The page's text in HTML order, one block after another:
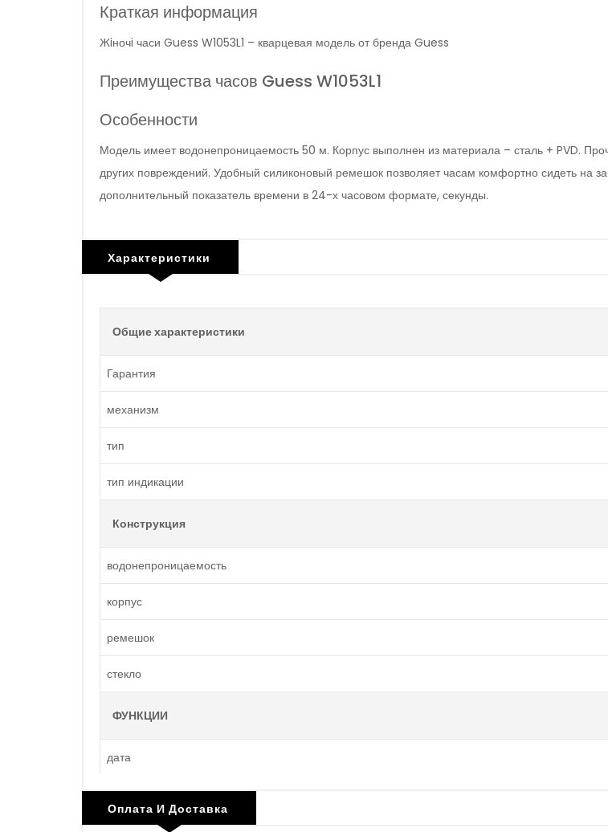
Краткая информация
Жiночi часи Guess W1053L1 – кварцевая модель от бренда Guess
Преимущества часов Guess W1053L1
Особенности
Модель имеет водонепроницаемость 50 м. Корпус выполнен из материала – сталь + PVD.
других повреждений. Удобный силиконовый ремешок позволяет часам комфортно сидеть на
дополнительный показатель времени в 24-х часовом формате, секунды.
Характеристики
Общие характеристики
Гарантия
механизм
тип
тип индикации
Конструкция
водонепроницаемость
корпус
ремешок
стекло
ФУНКЦИИ
дата
день недели
Оплата И Доставка